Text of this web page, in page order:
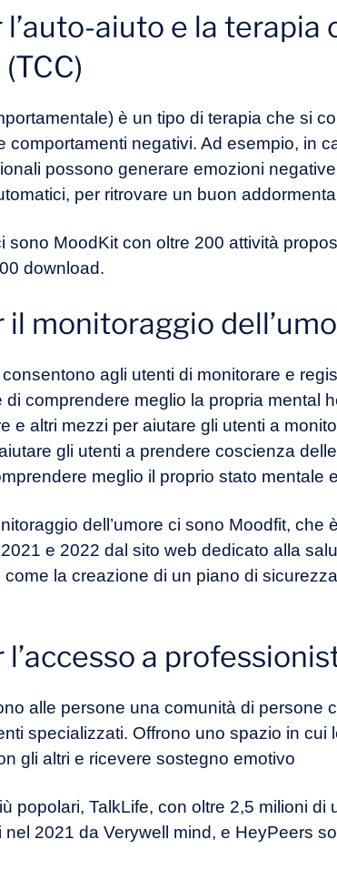
l’auto-aiuto e la terapia
è un tipo di terapia che si
comportamenti negativi. Ad esempio, in
possono generare emozioni
per ritrovare un buon
sono MoodKit con oltre 200 attività
download.
il monitoraggio
agli utenti di monitorare e
di comprendere meglio la propria mental
e altri mezzi per aiutare gli utenti a
gli utenti a prendere coscienza
meglio il proprio stato mentale
dell’umore ci sono Moodfit, che
e 2022 dal sito web dedicato alla
la creazione di un piano di
a
alle persone una comunità di persone
specializzati. Offrono uno spazio in
gli altri e ricevere sostegno emotivo
popolari, TalkLife, con oltre 2,5 milioni di
2021 da Verywell mind, e HeyPeers